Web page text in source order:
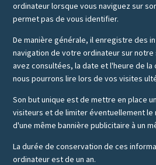
ordinateur lorsque vous naviguez sur
permet pas de vous identifier.
De manière générale, il enregistre des
navigation de votre ordinateur sur
avez consultées, la date et l'heure de la
nous pourrons lire lors de vos visites
Son but unique est de mettre en place
visiteurs et de limiter éventuellement le
d'une même bannière publicitaire à un
La durée de conservation de ces
ordinateur est de un an.